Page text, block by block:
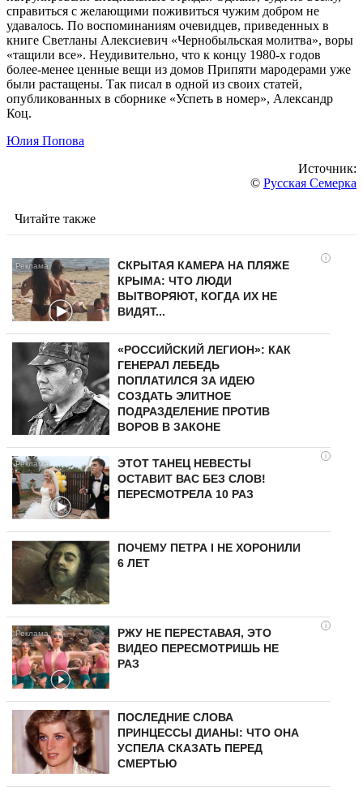
справиться с желающими поживиться чужим добром не
удавалось. По воспоминаниям очевидцев, приведенных в
книге Светланы Алексиевич «Чернобыльская молитва», воры
«тащили все». Неудивительно, что к концу 1980-х годов
более-менее ценные вещи из домов Припяти мародерами уже
были растащены. Так писал в одной из своих статей,
опубликованных в сборнике «Успеть в номер», Александр
Коц.
Юлия Попова
Источник:
© Русская Семерка
Читайте также
i
СКРЫТАЯ КАМЕРА НА ПЛЯЖЕ
КРЫМА: ЧТО ЛЮДИ
ВЫТВОРЯЮТ, КОГДА ИХ НЕ
ВИДЯТ...
«РОССИЙСКИЙ ЛЕГИОН»: КАК
ГЕНЕРАЛ ЛЕБЕДЬ
ПОПЛАТИЛСЯ ЗА ИДЕЮ
СОЗДАТЬ ЭЛИТНОЕ
ПОДРАЗДЕЛЕНИЕ ПРОТИВ
ВОРОВ В ЗАКОНЕ
i
ЭТОТ ТАНЕЦ НЕВЕСТЫ
ОСТАВИТ ВАС БЕЗ СЛОВ!
ПЕРЕСМОТРЕЛА 10 РАЗ
ПОЧЕМУ ПЕТРА I НЕ ХОРОНИЛИ
6 ЛЕТ
i
РЖУ НЕ ПЕРЕСТАВАЯ, ЭТО
ВИДЕО ПЕРЕСМОТРИШЬ НЕ
РАЗ
ПОСЛЕДНИЕ СЛОВА
ПРИНЦЕССЫ ДИАНЫ: ЧТО ОНА
УСПЕЛА СКАЗАТЬ ПЕРЕД
СМЕРТЬЮ